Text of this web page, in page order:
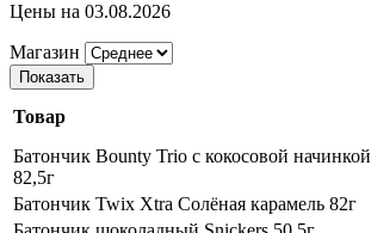
Цены на 03.08.2026
Магазин
Показать
Товар
Батончик Bounty Trio с кокосовой начинкой
82,5г
Батончик Twix Xtra Солёная карамель 82г